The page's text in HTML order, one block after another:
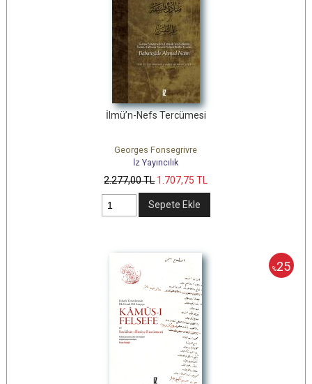
İlmü’n-Nefs Tercümesi
Georges Fonsegrivre
İz Yayıncılık
2.277,00TL 1.707,75 TL
Sepete Ekle
%25